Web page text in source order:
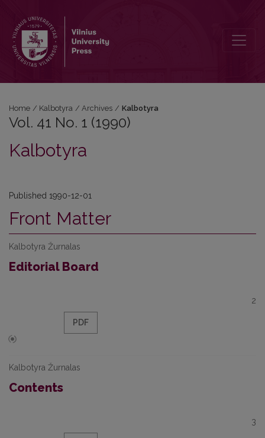
Home / Kalbotyra / Archives / Kalbotyra
Vol. 41 No. 1 (1990)
Kalbotyra
Published 1990-12-01
Front Matter
Kalbotyra Žurnalas
Editorial Board
2
PDF
Kalbotyra Žurnalas
Contents
3